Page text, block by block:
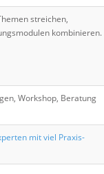
streichen,
kombinieren.
Workshop, Beratung
mit viel Praxis-